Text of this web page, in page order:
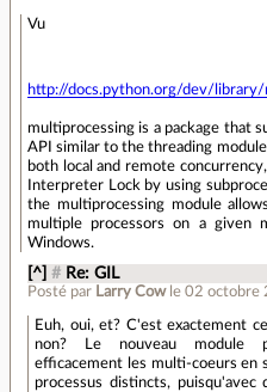
Vu
http://docs.python.org/dev/library/
multiprocessing is a package that
API similar to the threading
both local and remote
Interpreter Lock by using
the multiprocessing module
multiple processors on a given
Windows.
[^] # Re: GIL
Posté par Larry Cow le 02 octobre
Euh, oui, et? C'est exactement
non? Le nouveau module
efficacement les multi-coeurs en
processus distincts, puisqu'avec